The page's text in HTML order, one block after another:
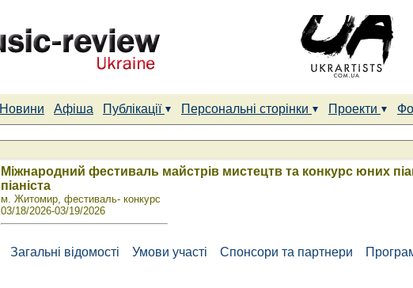
Новини Афіша Публікації Персональні сторінки Проекти
Міжнародний фестиваль майстрів мистецтв та конкурс юних
піаніста
м. Житомир, фестиваль- конкурс
03/18/2026-03/19/2026
Загальні відомості Умови участі Спонсори та партнери